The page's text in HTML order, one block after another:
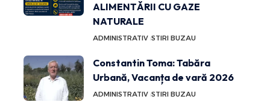
ALIMENTĂRII CU GAZE
NATURALE
ADMINISTRATIV STIRI BUZAU
Constantin Toma: Tabăra
Urbană, Vacanța de vară 2026
ADMINISTRATIV STIRI BUZAU